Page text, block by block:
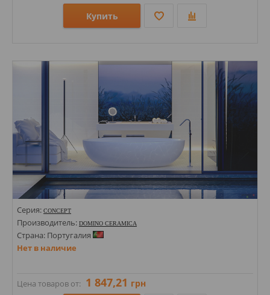
Купить
Стили: Моноколор; С цветами, листочками;
Серия: CONCEPT
Производитель: DOMINO CERAMICA
Страна: Португалия
Нет в наличие
Цена товаров от: 1 847,21 грн